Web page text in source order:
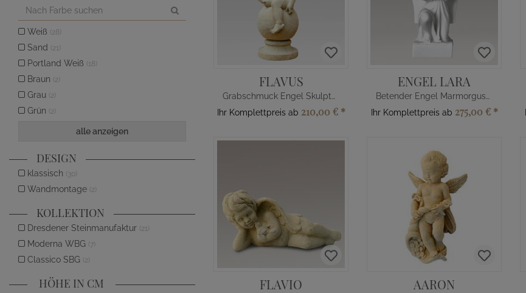
FLAVUS
Grabschmuck Engel Skulptur Steinguss
Ihr Komplettpreis ab 210,00 € *
ENGEL LARA
Betender Engel Marmorguss Figur
Ihr Komplettpreis ab 275,00 € *
FLAVIO AARON
Weiß (28)
Sand (21)
Portland Weiß (18)
Braun (2)
Grau (2)
Grün (2)
alle anzeigen
DESIGN
klassisch (30)
Wandmontage (2)
KOLLEKTION
Dresdener Steinmanufaktur (21)
Moderna WBG (7)
Classico SBG (2)
HÖHE IN CM